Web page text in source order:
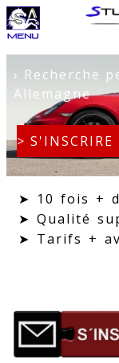
› Recherche
Allemagne
> S'INSCRIRE
➤ 10 fois +
➤ Qualité
➤ Tarifs +